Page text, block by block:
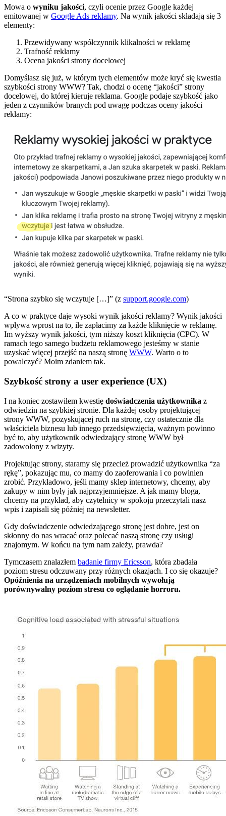
Mowa o wyniku jakości, czyli ocenie przez Google każdej
emitowanej w Google Ads reklamy. Na wynik jakości składają się 3
elementy:
Przewidywany współczynnik klikalności w reklamę
Trafność reklamy
Ocena jakości strony docelowej
Domyślasz się już, w którym tych elementów może kryć się kwestia
szybkości strony WWW? Tak, chodzi o ocenę “jakości” strony
docelowej, do której kieruje reklama. Google podaje szybkość jako
jeden z czynników branych pod uwagę podczas oceny jakości
reklamy:
“Strona szybko się wczytuje […]” (z support.google.com)
A co w praktyce daje wysoki wynik jakości reklamy? Wynik jakości
wpływa wprost na to, ile zapłacimy za każde kliknięcie w reklamę.
Im wyższy wynik jakości, tym niższy koszt kliknięcia (CPC). W
ramach tego samego budżetu reklamowego jesteśmy w stanie
uzyskać więcej przejść na naszą stronę WWW. Warto o to
powalczyć? Moim zdaniem tak.
Szybkość strony a user experience (UX)
I na koniec zostawiłem kwestię doświadczenia użytkownika z
odwiedzin na szybkiej stronie. Dla każdej osoby projektującej
strony WWW, pozyskującej ruch na stronę, czy ostatecznie dla
właściciela biznesu lub innego przedsięwzięcia, ważnym powinno
być to, aby użytkownik odwiedzający stronę WWW był
zadowolony z wizyty.
Projektując strony, staramy się przecież prowadzić użytkownika “za
rękę”, pokazując mu, co mamy do zaoferowania i co powinien
zrobić. Przykładowo, jeśli mamy sklep internetowy, chcemy, aby
zakupy w nim były jak najprzyjemniejsze. A jak mamy bloga,
chcemy na przykład, aby czytelnicy w spokoju przeczytali nasz
wpis i zapisali się później na newsletter.
Gdy doświadczenie odwiedzającego stronę jest dobre, jest on
skłonny do nas wracać oraz polecać naszą stronę czy usługi
znajomym. W końcu na tym nam zależy, prawda?
Tymczasem znalazłem badanie firmy Ericsson, która zbadała
poziom stresu odczuwany przy różnych okazjach. I co się okazuje?
Opóźnienia na urządzeniach mobilnych wywołują
porównywalny poziom stresu co oglądanie horroru.